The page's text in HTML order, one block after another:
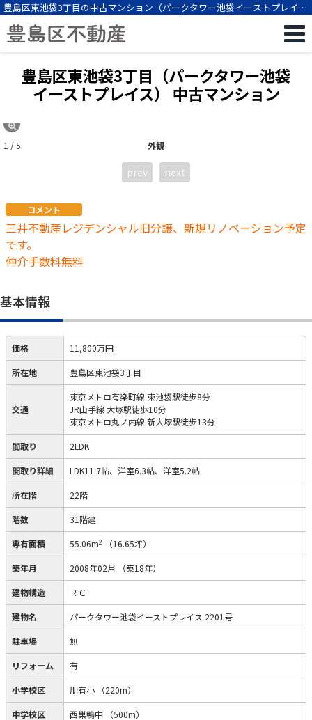
豊島区東池袋3丁目の中古マンション（パークタワー池袋イーストプレイ
ス・2LDK・東池袋駅徒歩8分）[12416]
豊島区東池袋3丁目（パークタワー池袋
イーストプレイス） 中古マンション
外観
1 / 5
prev next
コメント
三井不動産レジデンシャル旧分譲、新規リノベーション予定
です。
仲介手数料無料
基本情報
価格 11,800万円
所在地 豊島区東池袋3丁目
交通
東京メトロ有楽町線 東池袋駅徒歩8分
JR山手線 大塚駅徒歩10分
東京メトロ丸ノ内線 新大塚駅徒歩13分
間取り 2LDK
間取り詳細 LDK11.7帖、洋室6.3帖、洋室5.2帖
所在階 22階
階数 31階建
専有面積 55.06m2 （16.65坪）
築年月 2008年02月 （築18年）
建物構造 ＲＣ
建物名 パークタワー池袋イーストプレイス 2201号
駐車場 無
リフォーム 有
小学校区 朋有小 （220m）
中学校区 西巣鴨中 （500m）